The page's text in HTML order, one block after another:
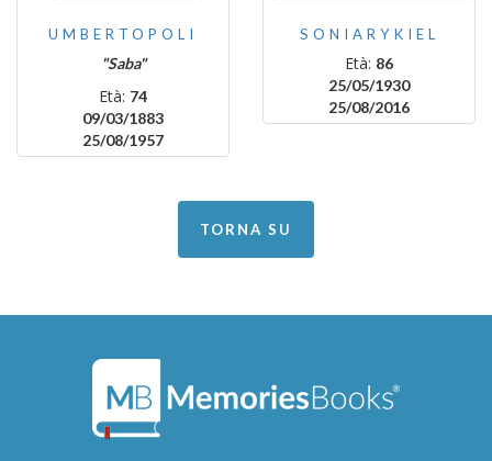
UMBERTOPOLI
"Saba"
Età: 74
09/03/1883
25/08/1957
SONIARYKIEL
Età: 86
25/05/1930
25/08/2016
TORNA SU